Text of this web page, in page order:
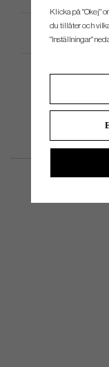
Klicka på "Okej"
du tillåter och
"Inställningar"